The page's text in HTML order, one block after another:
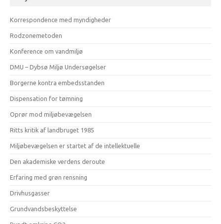
Korrespondence med myndigheder
Rodzonemetoden
Konference om vandmiljø
DMU – Dybsø Miljø Undersøgelser
Borgerne kontra embedsstanden
Dispensation for tømning
Oprør mod miljøbevægelsen
Ritts kritik af landbruget 1985
Miljøbevægelsen er startet af de intellektuelle
Den akademiske verdens deroute
Erfaring med grøn rensning
Drivhusgasser
Grundvandsbeskyttelse